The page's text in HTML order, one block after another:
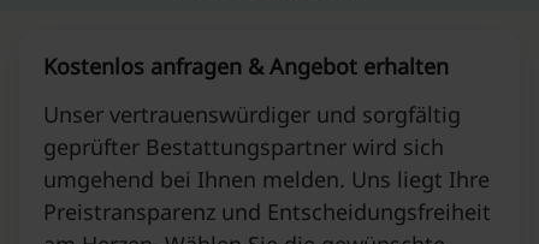
Kostenlos anfragen & Angebot erhalten
Unser vertrauenswürdiger und sorgfältig
geprüfter Bestattungspartner wird sich
umgehend bei Ihnen melden. Uns liegt Ihre
Preistransparenz und Entscheidungsfreiheit